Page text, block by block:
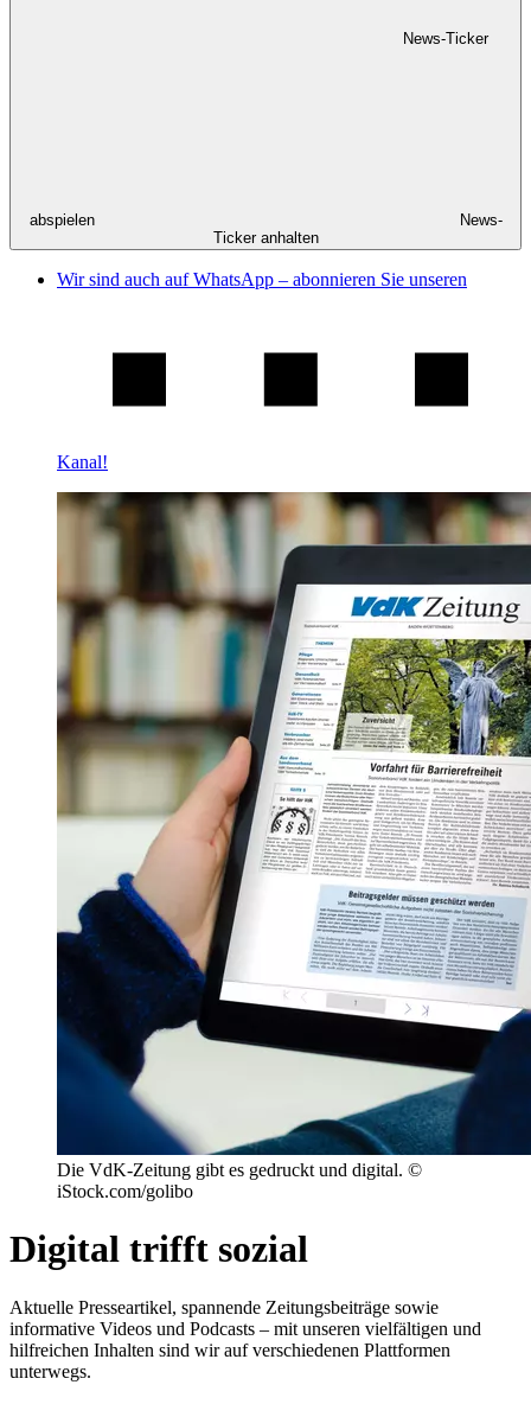
News-Ticker
abspielen
News-
Ticker anhalten
Wir sind auch auf WhatsApp – abonnieren Sie unseren
Kanal!
Die VdK-Zeitung gibt es gedruckt und digital. ©
iStock.com/golibo
Digital trifft sozial
Aktuelle Presseartikel, spannende Zeitungsbeiträge sowie
informative Videos und Podcasts – mit unseren vielfältigen und
hilfreichen Inhalten sind wir auf verschiedenen Plattformen
unterwegs.